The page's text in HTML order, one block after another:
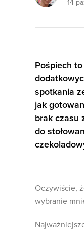
14
Pośpiech
spotkania
jak
brak czasu
do
Oczywiście,
wybranie